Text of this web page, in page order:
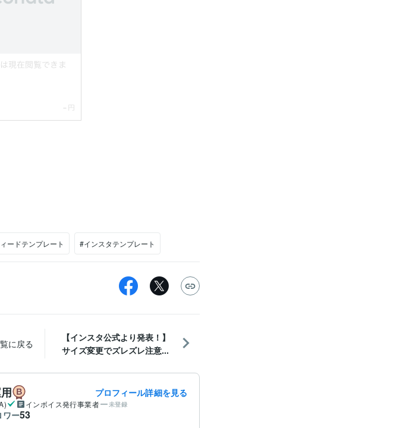
ードテンプレート #インスタテンプレート
に戻る
【インスタ公式より発表！】
サイズ変更でズレズレ注意...
プロフィール詳細を見る
インボイス発行事業者 未登録
ワー53